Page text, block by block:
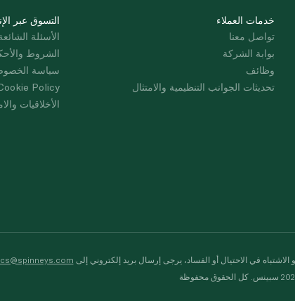
التسوق عبر
الأسئلة
الشروط
سياسة
Policy
الأخلاقيات
خدمات العملاء
تواصل معنا
بوابة الشركة
وظائف
تحديثات الجوانب التنظيمية والامتثال
في الاحتيال أو الفساد، يرجى إرسال بريد إلكتروني إلى